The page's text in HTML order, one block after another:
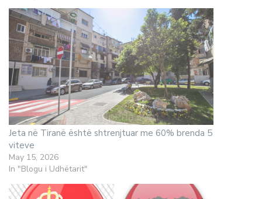
Jeta në Tiranë është shtrenjtuar me 60% brenda 5
viteve
May 15, 2026
In "Blogu i Udhëtarit"